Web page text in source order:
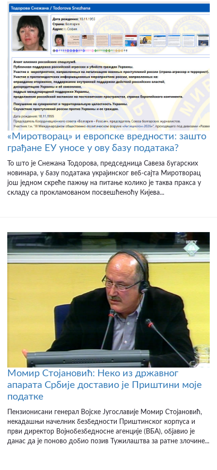
«Миротворац» и европске вредности: зашто
грађане ЕУ уносе у ову базу података?
То што је Снежана Тодорова, председница Савеза бугарских
новинара, у базу података украјинског веб-сајта Миротворац
још једном скреће пажњу на питање колико је таква пракса у
складу са прокламованом посвешћеноћу Кијева...
Момир Стојановић: Неко из државног
апарата Србије доставио је Приштини моје
податке
Пензионисани генерал Војске Југославије Момир Стојановић,
некадашњи начелник безбедности Приштинског корпуса и
први директор Војнобезбедносне агенције (ВБА), објавио је
данас да је поново добио позив Тужилаштва за ратне злочине...